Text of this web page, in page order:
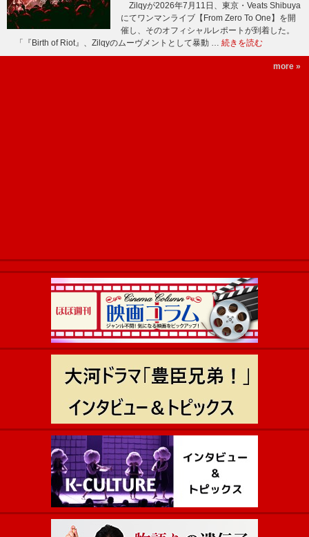
Zilqyが2026年7月11日、東京・Veats Shibuya
にてワンマンライブ【From Zero To One】を開
催し、そのオフィシャルレポートが到着した。
「『Birth of Riot』、Zilqyのムーヴメントとして暴動 … 続きを読む
more »